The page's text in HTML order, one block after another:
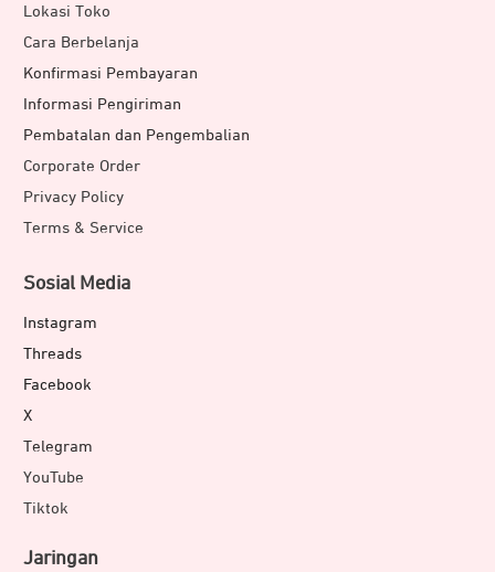
Lokasi Toko
Cara Berbelanja
Konfirmasi Pembayaran
Informasi Pengiriman
Pembatalan dan Pengembalian
Corporate Order
Privacy Policy
Terms & Service
Sosial Media
Instagram
Threads
Facebook
X
Telegram
YouTube
Tiktok
Jaringan